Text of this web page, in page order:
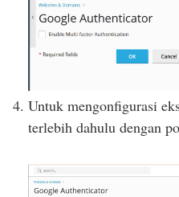
Untuk mengonfigurasi
terlebih dahulu dengan